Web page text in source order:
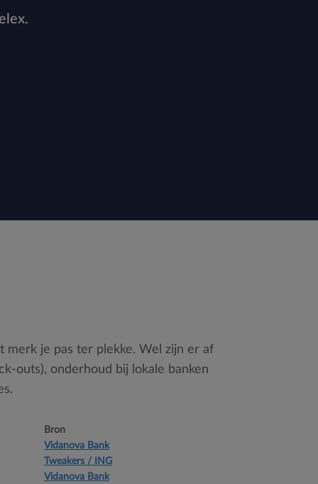
merk je pas ter plekke. Wel zijn er af
outs), onderhoud bij lokale banken
Bron
Vidanova Bank
Tweakers / ING
Vidanova Bank